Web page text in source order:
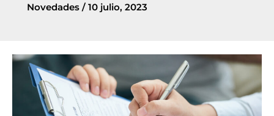
Novedades/ 10 julio, 2023